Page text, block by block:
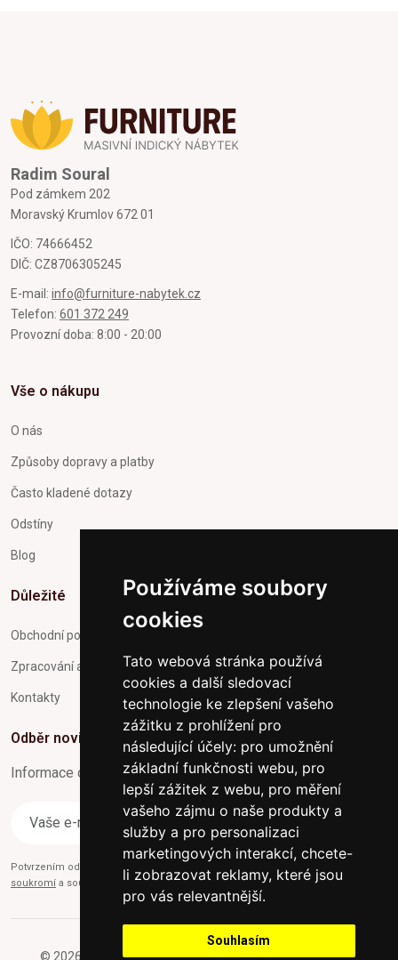
Používáme soubory
cookies
Tato webová stránka používá
cookies a další sledovací
technologie ke zlepšení vašeho
zážitku z prohlížení pro
následující účely: pro umožnění
základní funkčnosti webu, pro
lepší zážitek z webu, pro měření
vašeho zájmu o naše produkty a
služby a pro personalizaci
marketingových interakcí, chcete-
li zobrazovat reklamy, které jsou
pro vás relevantnější.
Souhlasím
Radim Soural
Pod zámkem 202
Moravský Krumlov 672 01
IČO: 74666452
DIČ: CZ8706305245
E-mail: info@furniture-nabytek.cz
Telefon: 601 372 249
Provozní doba: 8:00 - 20:00
Vše o nákupu
O nás
Způsoby dopravy a platby
Často kladené dotazy
Odstíny
Blog
Důležité
Obchodní podmínky
Zpracování a ochrana osobních údajů
Kontakty
Odběr novinek
Informace o Novinkách a užitečné rady max. 1x za týden
Odebírat
Potvrzením odběru současně souhlasíte s našimi podmínkami o
soukromí a současně nám udělujete souhlas se zasíláním obchodních e-mailů.
© 2026 Furniture-nabytek.cz - Všechna práva vyhrazena.